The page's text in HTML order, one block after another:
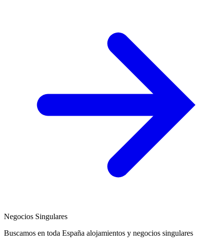
Negocios Singulares
Buscamos en toda España alojamientos y negocios singulares